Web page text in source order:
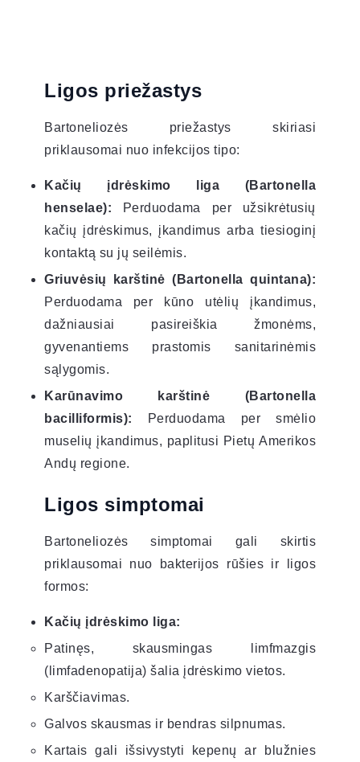
Ligos priežastys
Bartoneliozės priežastys skiriasi
priklausomai nuo infekcijos tipo:
Kačių įdrėskimo liga (Bartonella
henselae): Perduodama per užsikrėtusių
kačių įdrėskimus, įkandimus arba tiesioginį
kontaktą su jų seilėmis.
Griuvėsių karštinė (Bartonella quintana):
Perduodama per kūno utėlių įkandimus,
dažniausiai pasireiškia žmonėms,
gyvenantiems prastomis sanitarinėmis
sąlygomis.
Karūnavimo karštinė (Bartonella
bacilliformis): Perduodama per smėlio
muselių įkandimus, paplitusi Pietų Amerikos
Andų regione.
Ligos simptomai
Bartoneliozės simptomai gali skirtis
priklausomai nuo bakterijos rūšies ir ligos
formos:
Kačių įdrėskimo liga:
Patinęs, skausmingas limfmazgis
(limfadenopatija) šalia įdrėskimo vietos.
Karščiavimas.
Galvos skausmas ir bendras silpnumas.
Kartais gali išsivystyti kepenų ar blužnies